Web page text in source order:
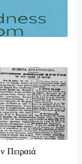
Πειραιά